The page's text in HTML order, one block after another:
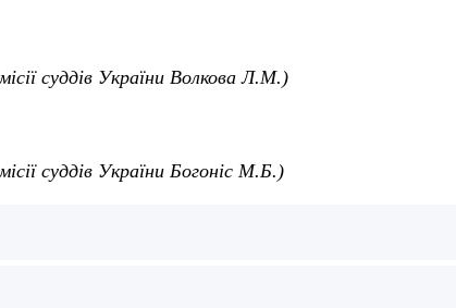
суддів України Волкова Л.М.)
суддів України Богоніс М.Б.)